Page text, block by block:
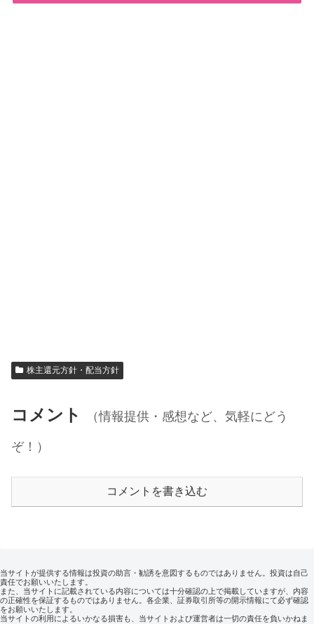
株主還元方針・配当方針
コメント
（情報提供・感想など、気軽にどう
ぞ！）
コメントを書き込む
当サイトが提供する情報は投資の助言・勧誘を意図するものではありません。投資は自己
責任でお願いいたします。
また、当サイトに記載されている内容については十分確認の上で掲載していますが、内容
の正確性を保証するものではありません。各企業、証券取引所等の開示情報にて必ず確認
をお願いいたします。
当サイトの利用によるいかなる損害も、当サイトおよび運営者は一切の責任を負いかねま